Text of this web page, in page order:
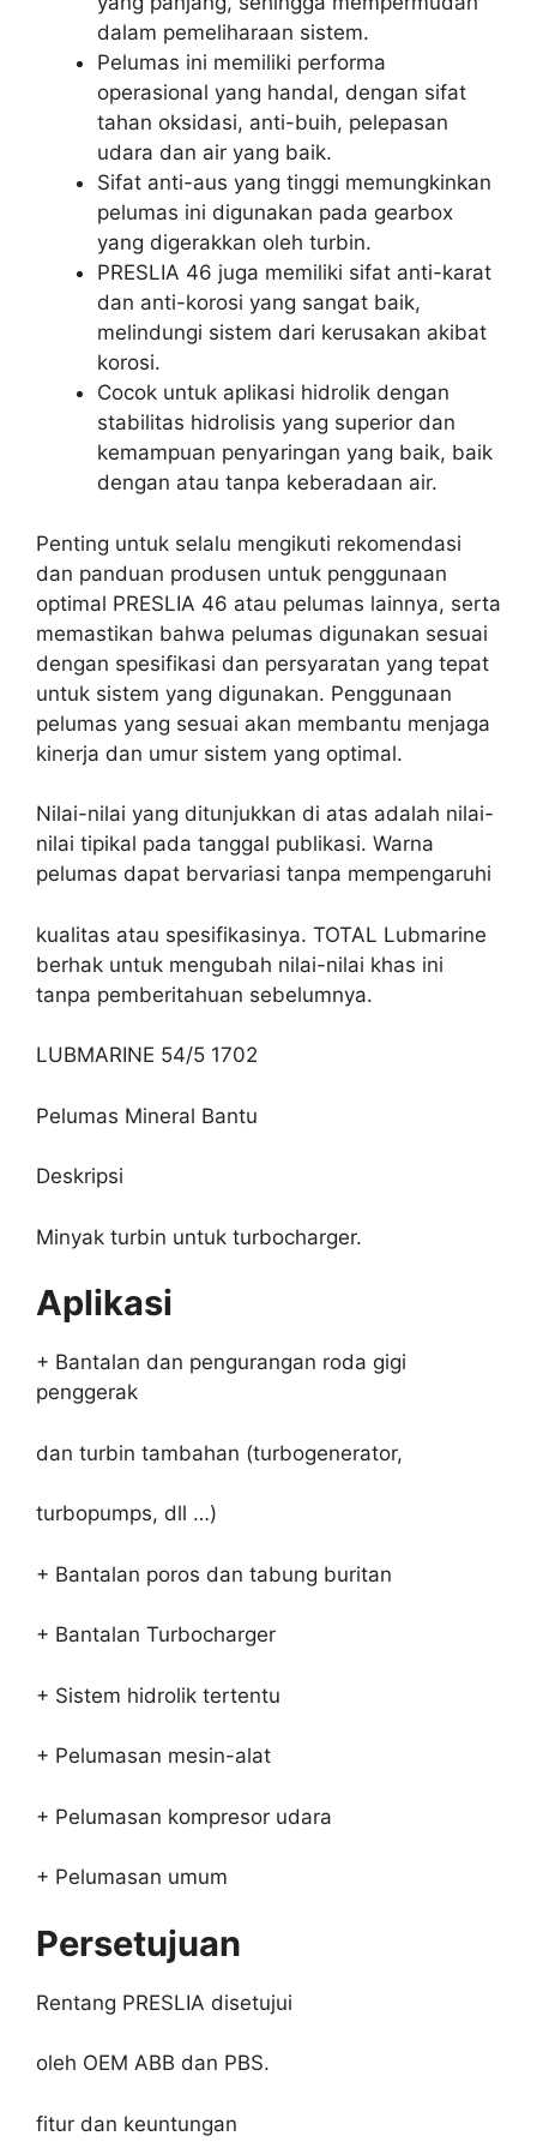
dalam pemeliharaan sistem.
Pelumas ini memiliki performa
operasional yang handal, dengan sifat
tahan oksidasi, anti-buih, pelepasan
udara dan air yang baik.
Sifat anti-aus yang tinggi memungkinkan
pelumas ini digunakan pada gearbox
yang digerakkan oleh turbin.
PRESLIA 46 juga memiliki sifat anti-karat
dan anti-korosi yang sangat baik,
melindungi sistem dari kerusakan akibat
korosi.
Cocok untuk aplikasi hidrolik dengan
stabilitas hidrolisis yang superior dan
kemampuan penyaringan yang baik, baik
dengan atau tanpa keberadaan air.
Penting untuk selalu mengikuti rekomendasi
dan panduan produsen untuk penggunaan
optimal PRESLIA 46 atau pelumas lainnya, serta
memastikan bahwa pelumas digunakan sesuai
dengan spesifikasi dan persyaratan yang tepat
untuk sistem yang digunakan. Penggunaan
pelumas yang sesuai akan membantu menjaga
kinerja dan umur sistem yang optimal.
Nilai-nilai yang ditunjukkan di atas adalah nilai-
nilai tipikal pada tanggal publikasi. Warna
pelumas dapat bervariasi tanpa mempengaruhi
kualitas atau spesifikasinya. TOTAL Lubmarine
berhak untuk mengubah nilai-nilai khas ini
tanpa pemberitahuan sebelumnya.
LUBMARINE 54/5 1702
Pelumas Mineral Bantu
Deskripsi
Minyak turbin untuk turbocharger.
Aplikasi
+ Bantalan dan pengurangan roda gigi
penggerak
dan turbin tambahan (turbogenerator,
turbopumps, dll …)
+ Bantalan poros dan tabung buritan
+ Bantalan Turbocharger
+ Sistem hidrolik tertentu
+ Pelumasan mesin-alat
+ Pelumasan kompresor udara
+ Pelumasan umum
Persetujuan
Rentang PRESLIA disetujui
oleh OEM ABB dan PBS.
fitur dan keuntungan